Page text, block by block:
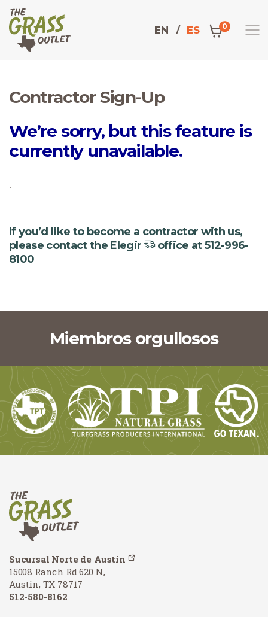
EN ES 0
Domicilio
Contractor Sign-Up
We’re sorry, but this feature is
currently unavailable.
.
If you’d like to become a contractor with us,
please contact the Elegir office at512-996-
8100
Miembros orgullosos
Sucursal Norte de Austin
15008 Ranch Rd 620 N,
Austin, TX 78717
512-580-8162